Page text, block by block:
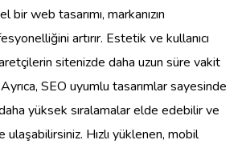
web tasarımı, markanızın
artırır. Estetik ve kullanıcı
sitenizde daha uzun süre vakit
SEO uyumlu tasarımlar sayesinde
yüksek sıralamalar elde edebilir ve
Hızlı yüklenen, mobil